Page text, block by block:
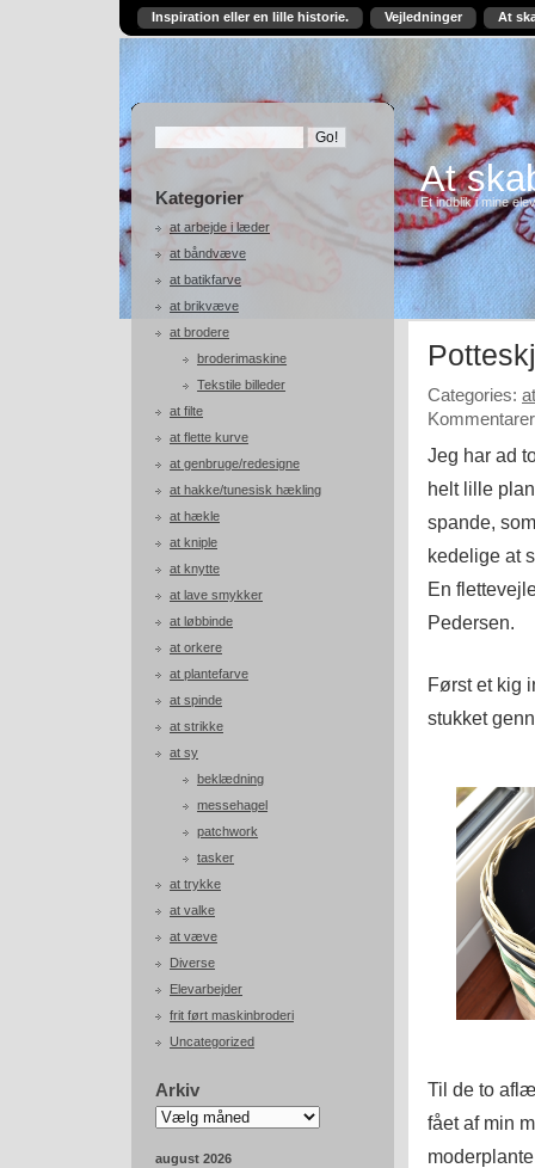
Inspiration eller en lille historie. Vejledninger At
Kategorier
at arbejde i læder
at båndvæve
at batikfarve
at brikvæve
at brodere
broderimaskine
Tekstile billeder
at filte
at flette kurve
at genbruge/redesigne
at hakke/tunesisk hækling
at hækle
at kniple
at knytte
at lave smykker
at løbbinde
at orkere
at plantefarve
at spinde
at strikke
at sy
beklædning
messehagel
patchwork
tasker
at trykke
at valke
at væve
Diverse
Elevarbejder
frit ført maskinbroderi
Uncategorized
Arkiv
Arkiv
august 2026
At
Et indblik i mine
Categories:
Jeg har ad
helt lille
spande,
kedelige at
En
Pedersen.
Først et kig
stukket
Til de to
fået af min